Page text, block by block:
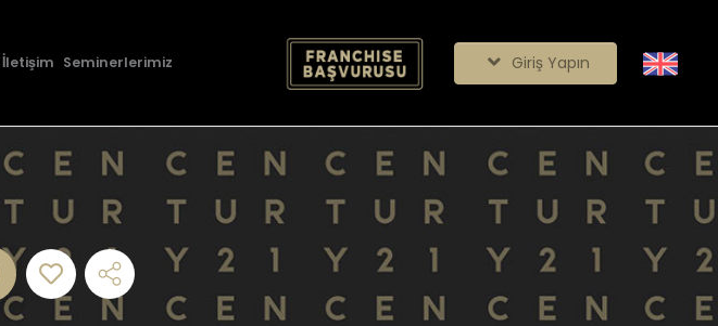
İletişim Seminerlerimiz Giriş Yapın